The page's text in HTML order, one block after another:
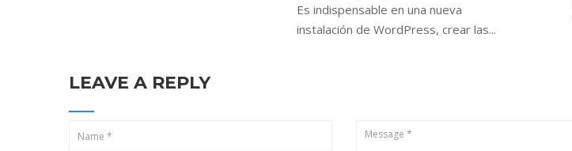
Es indispensable en una nueva
instalación de WordPress, crear las...
LEAVE A REPLY